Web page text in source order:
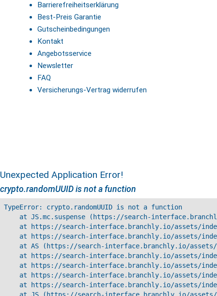
Barrierefreiheitserklärung
Best-Preis Garantie
Gutscheinbedingungen
Kontakt
Angebotsservice
Newsletter
FAQ
Versicherungs-Vertrag widerrufen
Unexpected Application Error!
crypto.randomUUID is not a function
TypeError: crypto.randomUUID is not a function
at JS.mc.suspense (https://search-
at https://search-interface.branchly.io/assets/
at https://search-interface.branchly.io/assets/
at AS (https://search-interface.branchly.io/
at https://search-interface.branchly.io/assets/
at https://search-interface.branchly.io/assets/
at https://search-interface.branchly.io/assets/
at https://search-interface.branchly.io/assets/